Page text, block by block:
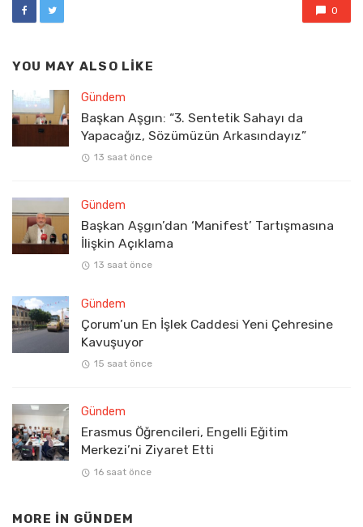
0
YOU MAY ALSO LIKE
Gündem
Başkan Aşgın: “3. Sentetik Sahayı da
Yapacağız, Sözümüzün Arkasındayız”
13 saat önce
Gündem
Başkan Aşgın’dan ‘Manifest’ Tartışmasına
İlişkin Açıklama
13 saat önce
Gündem
Çorum’un En İşlek Caddesi Yeni Çehresine
Kavuşuyor
15 saat önce
Gündem
Erasmus Öğrencileri, Engelli Eğitim
Merkezi’ni Ziyaret Etti
16 saat önce
MORE IN GÜNDEM